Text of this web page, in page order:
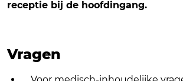
receptie bij de hoofdingang.
Vragen